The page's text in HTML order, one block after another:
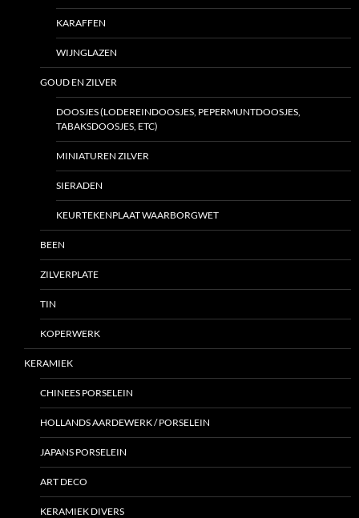
KARAFFEN
WIJNGLAZEN
GOUD EN ZILVER
DOOSJES (LODEREINDOOSJES, PEPERMUNTDOOSJES,
TABAKSDOOSJES, ETC)
MINIATUREN ZILVER
SIERADEN
KEURTEKENPLAAT WAARBORGWET
BEEN
ZILVERPLATE
TIN
KOPERWERK
KERAMIEK
CHINEES PORSELEIN
HOLLANDS AARDEWERK / PORSELEIN
JAPANS PORSELEIN
ART DECO
KERAMIEK DIVERS